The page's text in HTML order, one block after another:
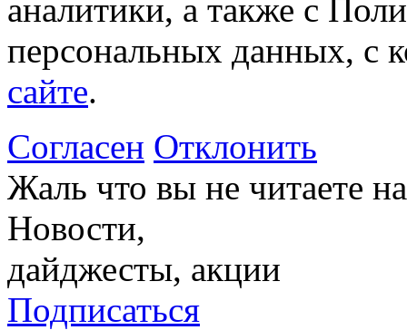
аналитики, а также с
персональных данных, с
сайте.
Согласен Отклонить
Жаль что вы не читаете
Новости,
дайджесты, акции
Подписаться